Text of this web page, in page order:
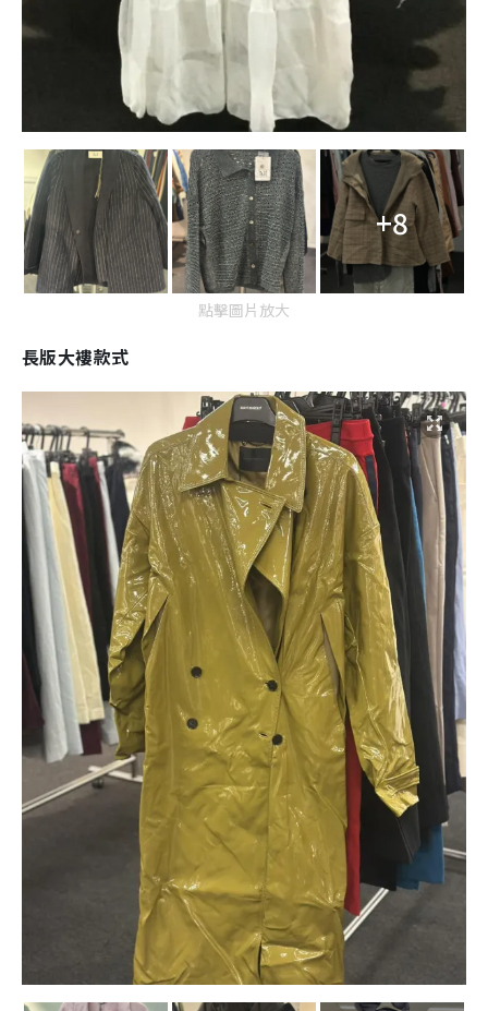
+8
點擊圖片放大
長版大褸款式